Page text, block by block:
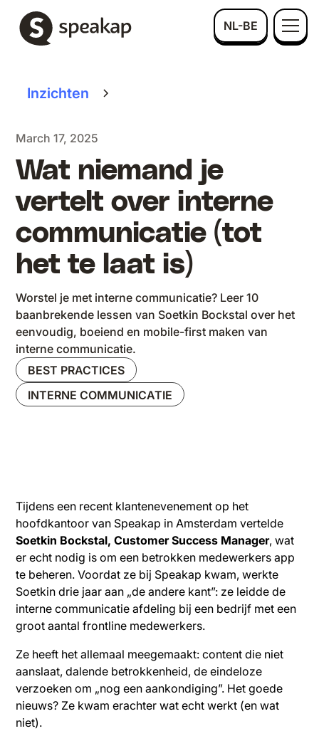
NL-BE
Inzichten
March 17, 2025
Wat niemand je
vertelt over interne
communicatie (tot
het te laat is)
Worstel je met interne communicatie? Leer 10
baanbrekende lessen van Soetkin Bockstal over het
eenvoudig, boeiend en mobile-first maken van
interne communicatie.
BEST PRACTICES
INTERNE COMMUNICATIE
Tijdens een recent klantenevenement op het
hoofdkantoor van Speakap in Amsterdam vertelde
Soetkin Bockstal, Customer Success Manager, wat
er echt nodig is om een betrokken medewerkers app
te beheren. Voordat ze bij Speakap kwam, werkte
Soetkin drie jaar aan „de andere kant”: ze leidde de
interne communicatie afdeling bij een bedrijf met een
groot aantal frontline medewerkers.
Ze heeft het allemaal meegemaakt: content die niet
aanslaat, dalende betrokkenheid, de eindeloze
verzoeken om „nog een aankondiging”. Het goede
nieuws? Ze kwam erachter wat echt werkt (en wat
niet).